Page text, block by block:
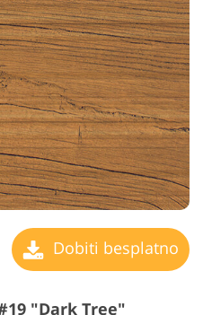
Dobiti besplatno
"Dark Tree"